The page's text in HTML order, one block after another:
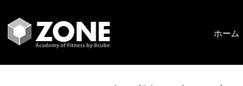
ホーム